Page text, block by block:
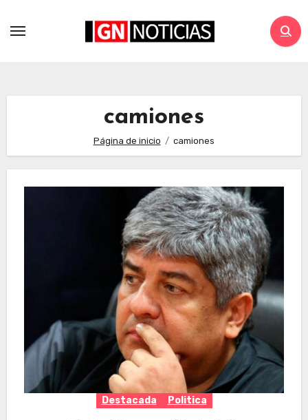
camiones
Página de inicio camiones
Destacada Politica